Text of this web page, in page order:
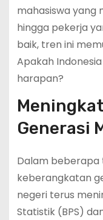
mahasiswa yang
hingga pekerja
baik, tren ini
Apakah
harapan?
Generasi
Dalam beberapa
keberangkatan
negeri terus
Statistik (BPS)